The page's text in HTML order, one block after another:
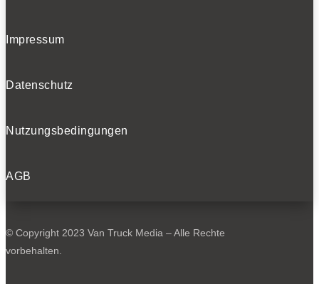
Impressum
Datenschutz
Nutzungsbedingungen
AGB
© Copyright 2023 Van Truck Media – Alle Rechte
vorbehalten.